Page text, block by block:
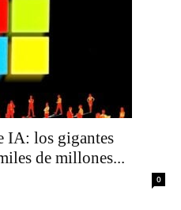
IA: los gigantes
de millones...
0